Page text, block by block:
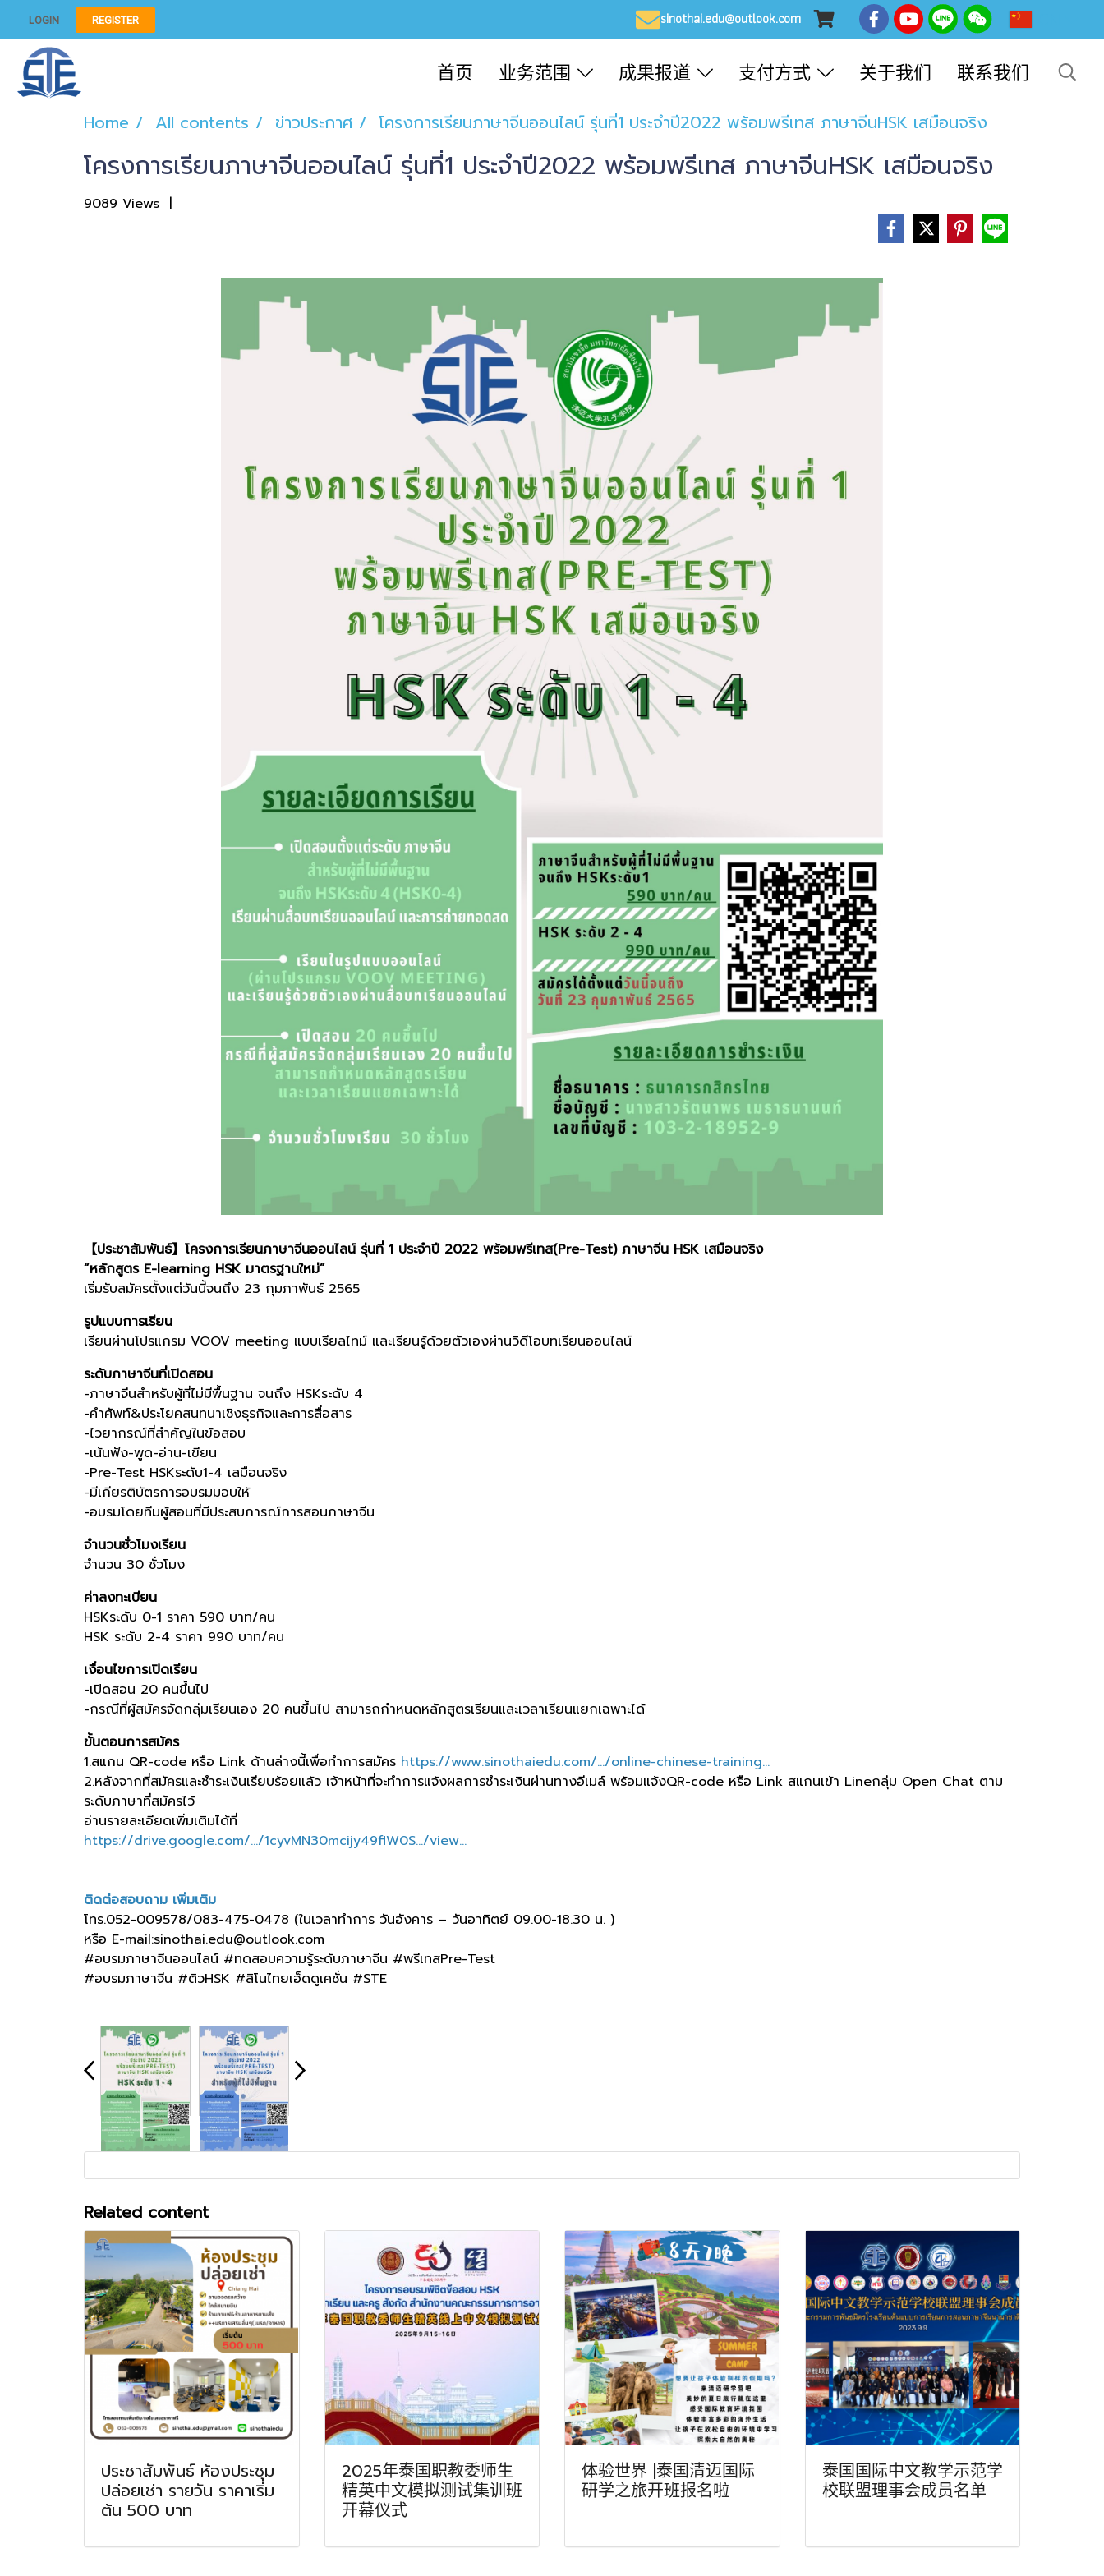
LOGIN REGISTER sinothai.edu@outlook.com CN
首页 业务范围 成果报道 支付方式 关于我们 联系我们
Home All contents ข่าวประกาศ โครงการเรียนภาษาจีนออนไลน์ รุ่นที่1 ประจำปี2022 พร้อมพรีเทส ภาษาจีนHSK เสมือนจริง
โครงการเรียนภาษาจีนออนไลน์ รุ่นที่1 ประจำปี2022 พร้อมพรีเทส ภาษาจีนHSK เสมือนจริง
9089 Views |
【ประชาสัมพันธ์】โครงการเรียนภาษาจีนออนไลน์ รุ่นที่ 1 ประจำปี 2022 พร้อมพรีเทส(Pre-Test) ภาษาจีน HSK เสมือนจริง
“หลักสูตร E-learning HSK มาตรฐานใหม่”
เริ่มรับสมัครตั้งแต่วันนี้จนถึง 23 กุมภาพันธ์ 2565
รูปแบบการเรียน
เรียนผ่านโปรแกรม VOOV meeting แบบเรียลไทม์ และเรียนรู้ด้วยตัวเองผ่านวิดีโอบทเรียนออนไลน์
ระดับภาษาจีนที่เปิดสอน
-ภาษาจีนสำหรับผู้ที่ไม่มีพื้นฐาน จนถึง HSKระดับ 4
-คำศัพท์&ประโยคสนทนาเชิงธุรกิจและการสื่อสาร
-ไวยากรณ์ที่สำคัญในข้อสอบ
-เน้นฟัง-พูด-อ่าน-เขียน
-Pre-Test HSKระดับ1-4 เสมือนจริง
-มีเกียรติบัตรการอบรมมอบให้
-อบรมโดยทีมผู้สอนที่มีประสบการณ์การสอนภาษาจีน
จำนวนชั่วโมงเรียน
จำนวน 30 ชั่วโมง
ค่าลงทะเบียน
HSKระดับ 0-1 ราคา 590 บาท/คน
HSK ระดับ 2-4 ราคา 990 บาท/คน
เงื่อนไขการเปิดเรียน
-เปิดสอน 20 คนขึ้นไป
-กรณีที่ผู้สมัครจัดกลุ่มเรียนเอง 20 คนขึ้นไป สามารถกำหนดหลักสูตรเรียนและเวลาเรียนแยกเฉพาะได้
ขั้นตอนการสมัคร
1.สแกน QR-code หรือ Link ด้านล่างนี้เพื่อทำการสมัคร https://www.sinothaiedu.com/.../online-chinese-training...
2.หลังจากที่สมัครและชำระเงินเรียบร้อยแล้ว เจ้าหน้าที่จะทำการแจ้งผลการชำระเงินผ่านทางอีเมล์ พร้อมแจ้งQR-code หรือ Link สแกนเข้า Lineกลุ่ม Open Chat ตาม
ระดับภาษาที่สมัครไว้
อ่านรายละเอียดเพิ่มเติมได้ที่
https://drive.google.com/.../1cyvMN30mcijy49flW0S.../view...
ติดต่อสอบถาม เพิ่มเติม
โทร.052-009578/083-475-0478 (ในเวลาทำการ วันอังคาร – วันอาทิตย์ 09.00-18.30 น. )
หรือ E-mail:sinothai.edu@outlook.com
#อบรมภาษาจีนออนไลน์ #ทดสอบความรู้ระดับภาษาจีน #พรีเทสPre-Test
#อบรมภาษาจีน #ติวHSK #สิโนไทยเอ็ดดูเคชั่น #STE
Related content
ประชาสัมพันธ์ ห้องประชุม
ปล่อยเช่า รายวัน ราคาเริ่ม
ต้น 500 บาท
2025年泰国职教委师生
精英中文模拟测试集训班
开幕仪式
体验世界 |泰国清迈国际
研学之旅开班报名啦
泰国国际中文教学示范学
校联盟理事会成员名单